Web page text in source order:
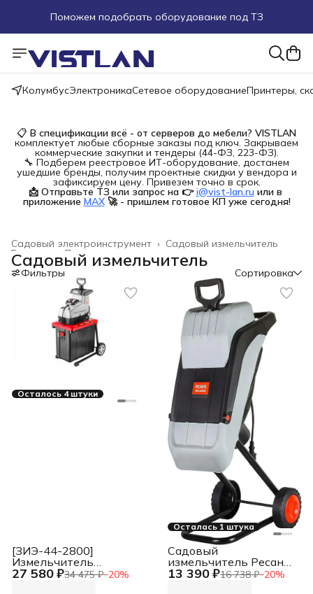
Поможем подобрать оборудование под ТЗ
Пуско-наладочные работы
Пришлите запрос на e-mail или в чат
КолумбусЭлектроникаСетевое оборудованиеПринтеры,
📋 В спецификации всё - от серверов до мебели? VISTLAN
комплектует любые сборные заказы под ключ. Закрываем
коммерческие закупки и тендеры (44-ФЗ, 223-ФЗ).
🔧 Подберем реестровое ИТ-оборудование, достанем
ушедшие бренды, получим проектные скидки у вендора и
зафиксируем цену. Привезем точно в срок.
📩 Отправьте ТЗ или запрос на 👉 i@vist-lan.ru или в
приложение MAX 🚀 - пришлем готовое КП уже сегодня!
Садовый измельчитель
Садовый электроинструмент ›
Дом и сад
Главная
Садовый измельчитель
Фильтры Сортировка
Осталось 4 штуки
27 580 ₽34 475 ₽−20%
[ЗИЭ-44-2800]
Измельчитель
садовый
Осталась 1 штука
13 390 ₽16 738 ₽−20%
Садовый
измельчитель Ресанта
ИС-2500 2500Вт